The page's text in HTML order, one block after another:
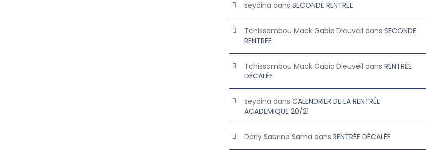
seydina dansSECONDE RENTREE
Tchissambou Mack Gabia Dieuveil dansSECONDE
RENTREE
Tchissambou Mack Gabia Dieuveil dansRENTRÉE
DÉCALÉE
seydina dansCALENDRIER DE LA RENTRÉE
ACADEMIQUE 20/21
Darly Sabrina Sama dansRENTRÉE DÉCALÉE